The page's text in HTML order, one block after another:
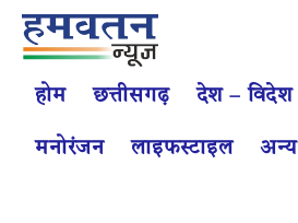
होम छत्तीसगढ़ देश – विदेश
मनोरंजन लाइफस्टाइल अन्य